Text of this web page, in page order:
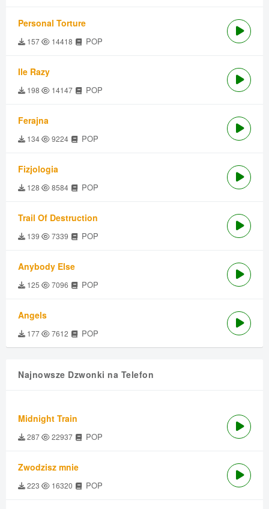
Personal Torture
157 14418 POP
Ile Razy
198 14147 POP
Ferajna
134 9224 POP
Fizjologia
128 8584 POP
Trail Of Destruction
139 7339 POP
Anybody Else
125 7096 POP
Angels
177 7612 POP
Najnowsze Dzwonki na Telefon
Midnight Train
287 22937 POP
Zwodzisz mnie
223 16320 POP